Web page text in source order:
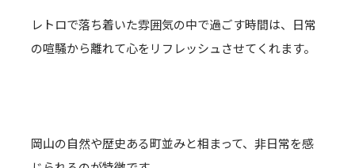
レトロで落ち着いた雰囲気の中で過ごす時間は、日常
の喧騒から離れて心をリフレッシュさせてくれます。
岡山の自然や歴史ある町並みと相まって、非日常を感